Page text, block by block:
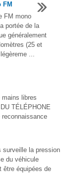
FM
FM mono
portée de la
généralement
(25 et
...
mains libres
TÉLÉPHONE
surveille la pression
du véhicule
être équipées de